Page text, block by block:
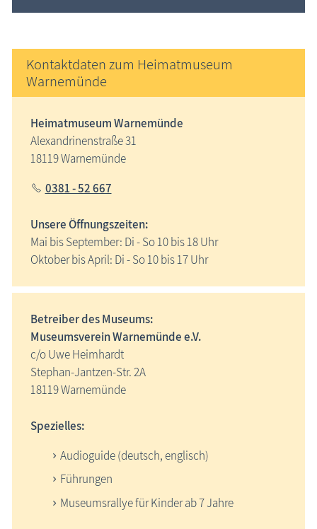
Kontaktdaten zum Heimatmuseum
Warnemünde
Heimatmuseum Warnemünde
Alexandrinenstraße 31
18119 Warnemünde
0381 - 52 667
Unsere Öffnungszeiten:
Mai bis September: Di - So 10 bis 18 Uhr
Oktober bis April: Di - So 10 bis 17 Uhr
Betreiber des Museums:
Museumsverein Warnemünde e.V.
c/o Uwe Heimhardt
Stephan-Jantzen-Str. 2A
18119 Warnemünde
Spezielles:
Audioguide (deutsch, englisch)
Führungen
Museumsrallye für Kinder ab 7 Jahre